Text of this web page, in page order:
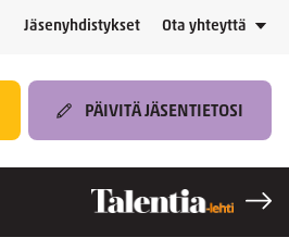
Jäsenyhdistykset Ota yhteyttä
PÄIVITÄ JÄSENTIETOSI